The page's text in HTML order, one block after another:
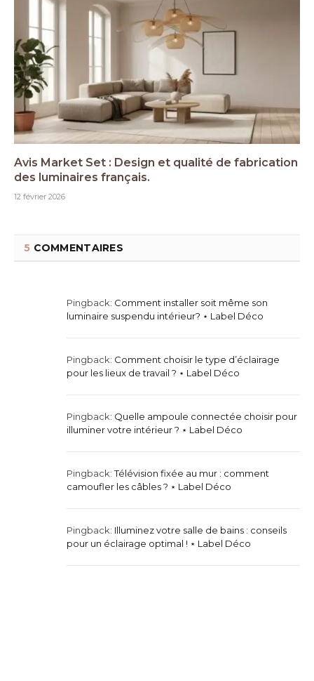
Avis Market Set : Design et qualité de fabrication
des luminaires français.
12 février 2026
5 COMMENTAIRES
Pingback: Comment installer soit même son
luminaire suspendu intérieur? ⋆ Label Déco
Pingback: Comment choisir le type d’éclairage
pour les lieux de travail ? ⋆ Label Déco
Pingback: Quelle ampoule connectée choisir pour
illuminer votre intérieur ? ⋆ Label Déco
Pingback:Télévision fixée au mur : comment
camoufler les câbles ? ⋆ Label Déco
Pingback: Illuminez votre salle de bains : conseils
pour un éclairage optimal ! ⋆ Label Déco